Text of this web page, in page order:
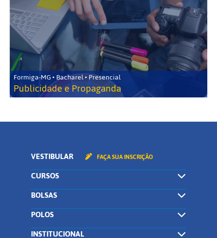
Formiga-MG • Bacharel • Presencial
Publicidade e Propaganda
VESTIBULAR FAÇA SUA INSCRIÇÃO
CURSOS
BOLSAS
POLOS
INSTITUCIONAL